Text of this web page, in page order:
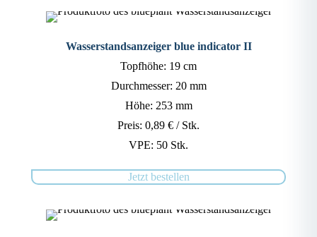
Wasserstandsanzeiger blue indicator II
Topfhöhe: 19 cm
Durchmesser: 20 mm
Höhe: 253 mm
Preis: 0,89 € / Stk.
VPE: 50 Stk.
Jetzt bestellen